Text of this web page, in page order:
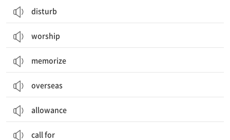
disturb
worship
memorize
overseas
allowance
call for